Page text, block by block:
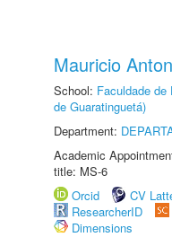
Mauricio
School: Faculdade de
de Guaratinguetá)
Department:
Academic
title: MS-6
Orcid
CV
ResearcherID
Dimensions